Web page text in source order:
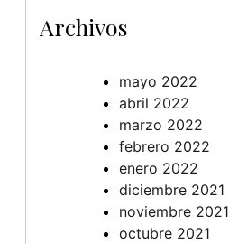
Archivos
mayo 2022
abril 2022
marzo 2022
febrero 2022
enero 2022
diciembre 2021
noviembre 2021
octubre 2021